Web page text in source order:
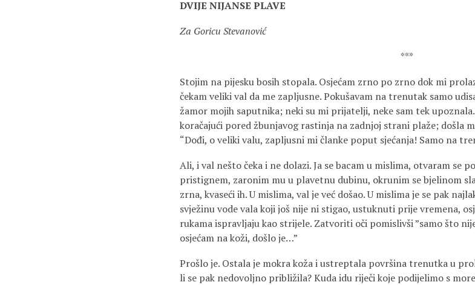
DVIJE NIJANSE PLAVE
Za Goricu Stevanović
***
Stojim na pijesku bosih stopala. Osjećam zrno po zrno dok mi
čekam veliki val da me zapljusne. Pokušavam na trenutak samo
žamor mojih saputnika; neki su mi prijatelji, neke sam tek
koračajući pored žbunjavog rastinja na zadnjoj strani plaže; došla
“Dođi, o veliki valu, zapljusni mi članke poput sjećanja! Samo na
Ali, i val nešto čeka i ne dolazi. Ja se bacam u mislima, otvaram se
pristignem, zaronim mu u plavetnu dubinu, okrunim se bjelinom
zrna, kvaseći ih. U mislima, val je već došao. U mislima je se pak
svježinu vode vala koji još nije ni stigao, ustuknuti prije vremena,
rukama ispravljaju kao strijele. Zatvoriti oči pomislivši ”samo što
osjećam na koži, došlo je…”
Prošlo je. Ostala je mokra koža i ustreptala površina trenutka u
li se pak nedovoljno približila? Kuda idu riječi koje podijelimo s